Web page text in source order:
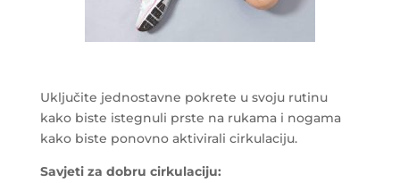
Uključite jednostavne pokrete u svoju rutinu
kako biste istegnuli prste na rukama i nogama
kako biste ponovno aktivirali cirkulaciju.
Savjeti za dobru cirkulaciju: